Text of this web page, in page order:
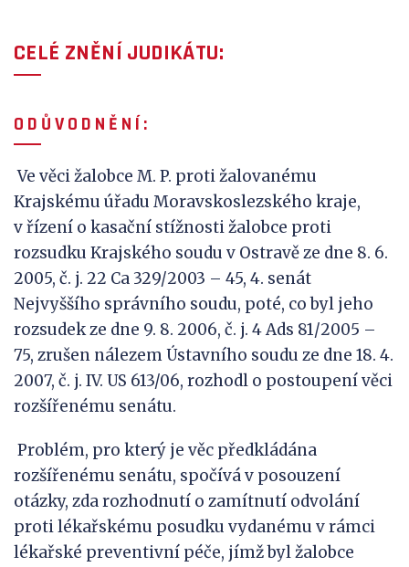
CELÉ ZNĚNÍ JUDIKÁTU:
O D Ů VO D N Ě N Í :
Ve věci žalobce M. P. proti žalovanému
Krajskému úřadu Moravskoslezského kraje,
v řízení o kasační stížnosti žalobce proti
rozsudku Krajského soudu v Ostravě ze dne 8. 6.
2005, č. j. 22 Ca 329/2003 – 45, 4. senát
Nejvyššího správního soudu, poté, co byl jeho
rozsudek ze dne 9. 8. 2006, č. j. 4 Ads 81/2005 –
75, zrušen nálezem Ústavního soudu ze dne 18. 4.
2007, č. j. IV. US 613/06, rozhodl o postoupení věci
rozšířenému senátu.
Problém, pro který je věc předkládána
rozšířenému senátu, spočívá v posouzení
otázky, zda rozhodnutí o zamítnutí odvolání
proti lékařskému posudku vydanému v rámci
lékařské preventivní péče, jímž byl žalobce